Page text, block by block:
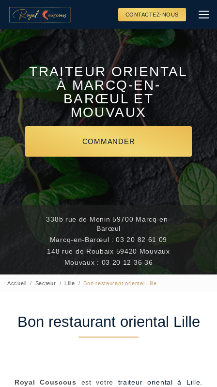
contenu
principal
CONTACTEZ-NOUS
TRAITEUR ORIENTAL
À MARCQ-EN-
BARŒUL ET
MOUVAUX
COMMANDER
338b rue de Menin 59700 Marcq-en-
Barœul
Marcq-en-Barœul :03 20 82 61 09
148 rue de Roubaix 59420 Mouvaux
Mouvaux : 03 20 12 36 36
Accueil Secteur Lille Bon restaurant oriental Lille
Bon restaurant oriental Lille
Royal Couscous est votre traiteur oriental à Lille.